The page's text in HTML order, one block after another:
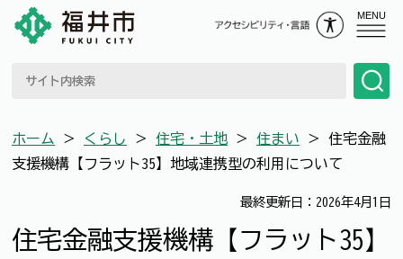
MENU
ホーム ＞ くらし ＞ 住宅・土地 ＞ 住まい ＞ 住宅金融
支援機構【フラット35】地域連携型の利用について
最終更新日：2026年4月1日
住宅金融支援機構【フラット35】